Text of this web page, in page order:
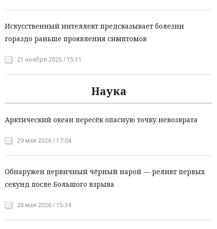
Искусственный интеллект предсказывает болезни
гораздо раньше проявления симптомов
21 ноября 2025 / 15:11
Наука
Арктический океан пересёк опасную точку невозврата
29 мая 2026 / 17:04
Обнаружен первичный чёрный нарой — реликт первых
секунд после Большого взрыва
28 мая 2026 / 15:34